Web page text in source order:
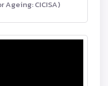
Ageing: CICISA)